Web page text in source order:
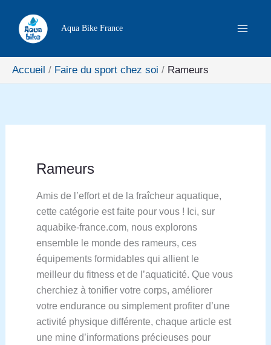
contenu
Aqua Bike France
Accueil Faire du sport chez soi Rameurs
Rameurs
Amis de l’effort et de la fraîcheur aquatique,
cette catégorie est faite pour vous ! Ici, sur
aquabike-france.com, nous explorons
ensemble le monde des rameurs, ces
équipements formidables qui allient le
meilleur du fitness et de l’aquaticité. Que vous
cherchiez à tonifier votre corps, améliorer
votre endurance ou simplement profiter d’une
activité physique différente, chaque article est
une mine d’informations précieuses pour